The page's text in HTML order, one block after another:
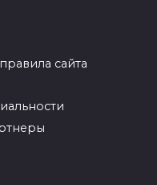
сайта